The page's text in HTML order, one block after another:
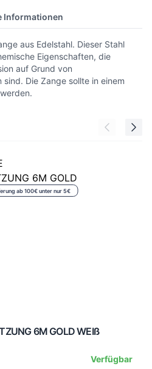
Informationen
aus Edelstahl. Dieser Stahl
Eigenschaften, die
auf Grund von
Die Zange sollte in einem
ab 100€ unter nur 5€
6M GOLD WEIß
Verfügbar